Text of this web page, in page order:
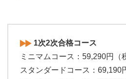
1次2次合格コース
ミニマムコース：59,290円（
スタンダードコース：69,190